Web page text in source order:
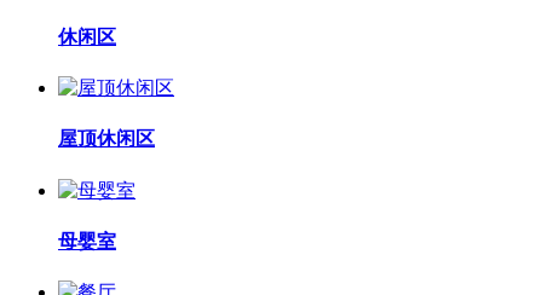
休闲区
屋顶休闲区
母婴室